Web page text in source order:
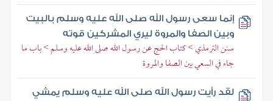
إنما سعى رسول الله صلى الله عليه وسلم بالبيت
وبين الصفا والمروة ليري المشركين قوته
سنن الترمذي > كتاب الحج عن رسول الله صلى الله عليه وسلم > باب ما
جاء في السعي بين الصفا والمروة
لقد رأيت رسول الله صلى الله عليه وسلم يمشي